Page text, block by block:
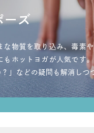
ーズ
物質を取り込み、毒素
ホットヨガが人気です
」などの疑問も解消し